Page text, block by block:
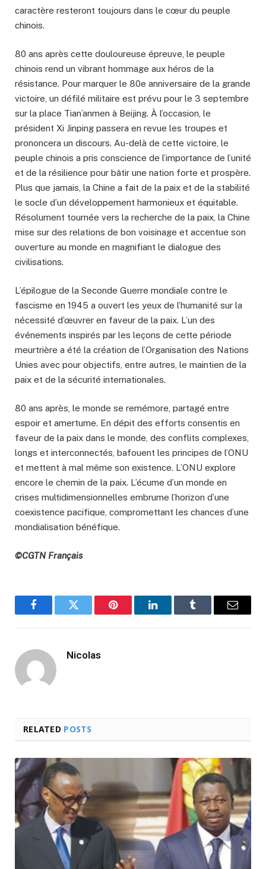
caractère resteront toujours dans le cœur du peuple
chinois.
80 ans après cette douloureuse épreuve, le peuple
chinois rend un vibrant hommage aux héros de la
résistance. Pour marquer le 80e anniversaire de la grande
victoire, un défilé militaire est prévu pour le 3 septembre
sur la place Tian’anmen à Beijing. À l’occasion, le
président Xi Jinping passera en revue les troupes et
prononcera un discours. Au-delà de cette victoire, le
peuple chinois a pris conscience de l’importance de l’unité
et de la résilience pour bâtir une nation forte et prospère.
Plus que jamais, la Chine a fait de la paix et de la stabilité
le socle d’un développement harmonieux et équitable.
Résolument tournée vers la recherche de la paix, la Chine
mise sur des relations de bon voisinage et accentue son
ouverture au monde en magnifiant le dialogue des
civilisations.
L’épilogue de la Seconde Guerre mondiale contre le
fascisme en 1945 a ouvert les yeux de l’humanité sur la
nécessité d’œuvrer en faveur de la paix. L’un des
événements inspirés par les leçons de cette période
meurtrière a été la création de l’Organisation des Nations
Unies avec pour objectifs, entre autres, le maintien de la
paix et de la sécurité internationales.
80 ans après, le monde se remémore, partagé entre
espoir et amertume. En dépit des efforts consentis en
faveur de la paix dans le monde, des conflits complexes,
longs et interconnectés, bafouent les principes de l’ONU
et mettent à mal même son existence. L’ONU explore
encore le chemin de la paix. L’écume d’un monde en
crises multidimensionnelles embrume l’horizon d’une
coexistence pacifique, compromettant les chances d’une
mondialisation bénéfique.
©CGTN Français
FacebookTwitter Pinterest LinkedInTumblr Email
Nicolas
RELATED POSTS